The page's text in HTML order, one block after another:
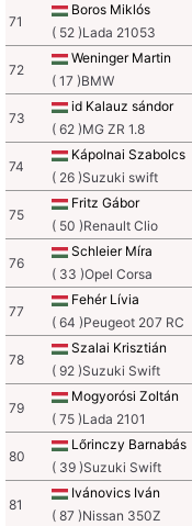
71
Boros Miklós
( 52 )Lada 21053
72
Weninger Martin
( 17 )BMW
73
id Kalauz sándor
( 62 )MG ZR 1.8
74
Kápolnai Szabolcs
( 26 )Suzuki swift
75
Fritz Gábor
( 50 )Renault Clio
76
Schleier Míra
( 33 )Opel Corsa
77
Fehér Lívia
( 64 )Peugeot 207 RC
78
Szalai Krisztián
( 92 )Suzuki Swift
79
Mogyorósi Zoltán
( 75 )Lada 2101
80
Lőrinczy Barnabás
( 39 )Suzuki Swift
81
Ivánovics Iván
( 87 )Nissan 350Z